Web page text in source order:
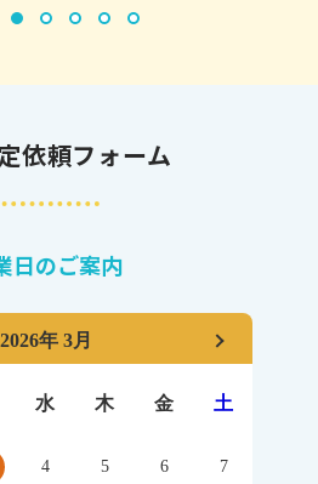
依頼フォーム
日のご案内
2026年 3月
水 木 金 土
4 5 6 7